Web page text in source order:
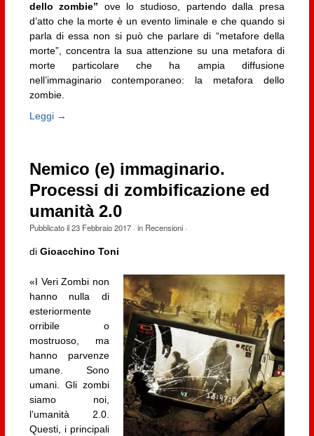
dello zombie” ove lo studioso, partendo dalla presa
d’atto che la morte è un evento liminale e che quando si
parla di essa non si può che parlare di “metafore della
morte”, concentra la sua attenzione su una metafora di
morte particolare che ha ampia diffusione
nell’immaginario contemporaneo: la metafora dello
zombie.
Leggi →
Nemico (e) immaginario.
Processi di zombificazione ed
umanità 2.0
Pubblicato il23 Febbraio 2017· in Recensioni·
di Gioacchino Toni
«I Veri Zombi non
hanno nulla di
esteriormente
orribile o
mostruoso, ma
hanno parvenze
umane. Sono
umani. Gli zombi
siamo noi,
l’umanità 2.0.
Questi, i principali